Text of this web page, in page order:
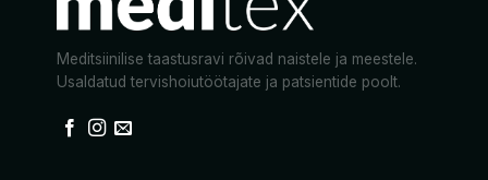
Meditsiinilise taastusravi rõivad naistele ja meestele.
Usaldatud tervishoiutöötajate ja patsientide poolt.